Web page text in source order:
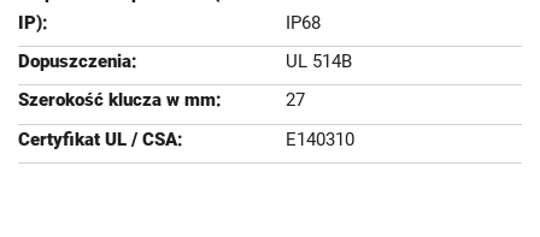
IP68
UL 514B
27
E140310